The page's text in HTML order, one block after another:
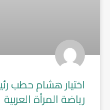
اختيار هشام حطب
رياضة المرأة العربية